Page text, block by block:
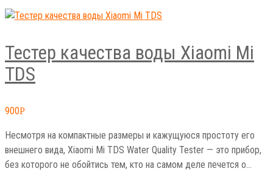
Тестер качества воды Xiaomi Mi
TDS
900Р
Несмотря на компактные размеры и кажущуюся простоту его
внешнего вида, Xiaomi Mi TDS Water Quality Tester — это прибор,
без которого не обойтись тем, кто на самом деле печется о…